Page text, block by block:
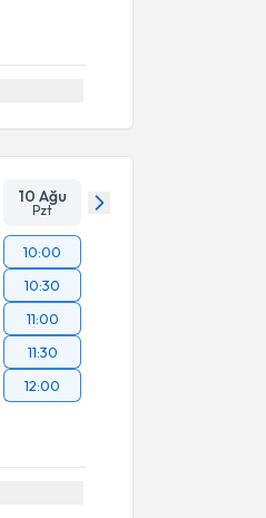
10 Ağu
Pzt
10:00
10:30
11:00
11:30
12:00